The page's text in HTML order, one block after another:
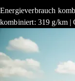
Energieverbrauch
kombiniert: 319 g/km |